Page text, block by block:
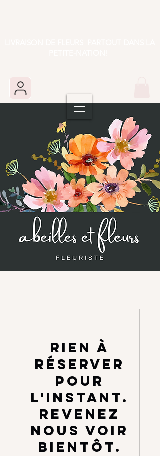
Rien à
réserver
pour
l'instant.
Revenez
nous voir
bientôt.